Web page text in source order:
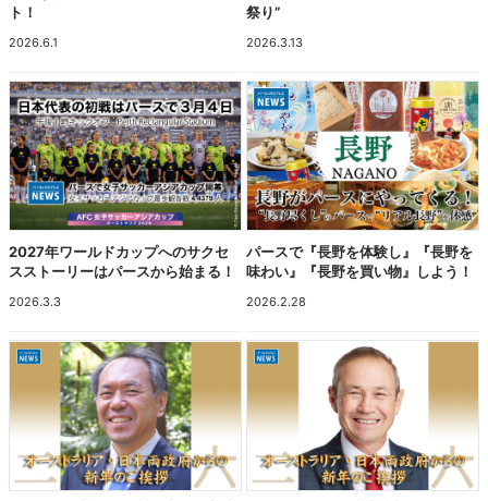
ト！
2026.6.1
祭り”
2026.3.13
2027年ワールドカップへのサクセ
スストーリーはパースから始まる！
2026.3.3
パースで『長野を体験し』『長野を
味わい』『長野を買い物』しよう！
2026.2.28